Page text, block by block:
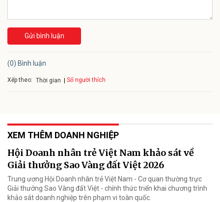
Gửi bình luận
(0) Bình luận
Xếp theo: Thời gian Số người thích
XEM THÊM DOANH NGHIỆP
Hội Doanh nhân trẻ Việt Nam khảo sát về
Giải thưởng Sao Vàng đất Việt 2026
Trung ương Hội Doanh nhân trẻ Việt Nam - Cơ quan thường trực
Giải thưởng Sao Vàng đất Việt - chính thức triển khai chương trình
khảo sát doanh nghiệp trên phạm vi toàn quốc.